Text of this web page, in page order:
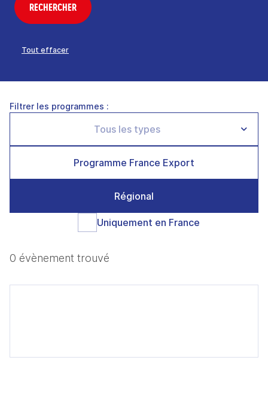
RECHERCHER
Tout effacer
Filtrer les programmes :
Programme France Export
Régional
Uniquement en France
0 évènement trouvé